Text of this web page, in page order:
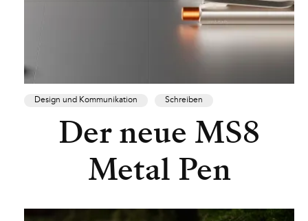
Design und Kommunikation Schreiben
Der neue MS8
Metal Pen